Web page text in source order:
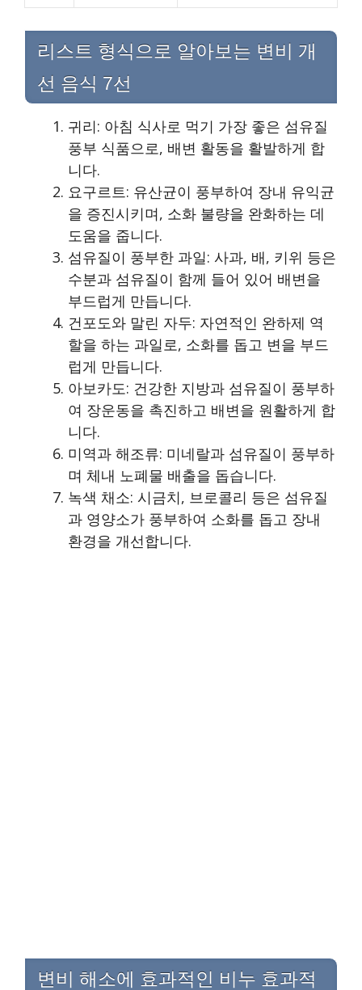
리스트 형식으로 알아보는 변비 개
선 음식 7선
귀리: 아침 식사로 먹기 가장 좋은 섬유질
풍부 식품으로, 배변 활동을 활발하게 합
니다.
요구르트: 유산균이 풍부하여 장내 유익균
을 증진시키며, 소화 불량을 완화하는 데
도움을 줍니다.
섬유질이 풍부한 과일: 사과, 배, 키위 등은
수분과 섬유질이 함께 들어 있어 배변을
부드럽게 만듭니다.
건포도와 말린 자두: 자연적인 완하제 역
할을 하는 과일로, 소화를 돕고 변을 부드
럽게 만듭니다.
아보카도: 건강한 지방과 섬유질이 풍부하
여 장운동을 촉진하고 배변을 원활하게 합
니다.
미역과 해조류: 미네랄과 섬유질이 풍부하
며 체내 노폐물 배출을 돕습니다.
녹색 채소: 시금치, 브로콜리 등은 섬유질
과 영양소가 풍부하여 소화를 돕고 장내
환경을 개선합니다.
변비 해소에 효과적인 비누 효과적